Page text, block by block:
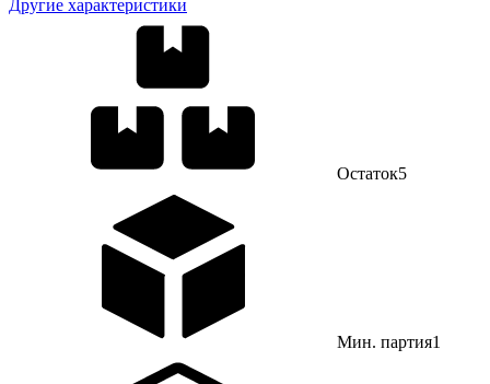
Другие характеристики
Остаток5
Мин. партия1